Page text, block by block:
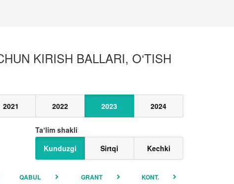
KIRISH BALLARI, O‘TISH
2021 2022 2023 2024
Taʼlim shakli
Kunduzgi
Sirtqi Kechki
QABUL GRANT KONT.